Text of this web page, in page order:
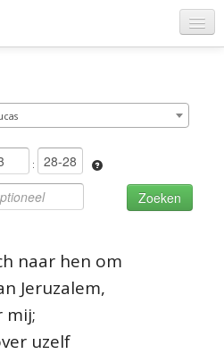
:
naar hen om
Jeruzalem,
mij;
uzelf